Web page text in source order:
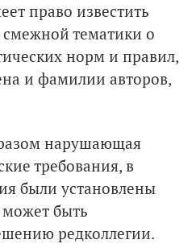
право известить
тематики о
норм и правил,
и фамилии авторов,
нарушающая
требования, в
были установлены
быть
редколлегии.